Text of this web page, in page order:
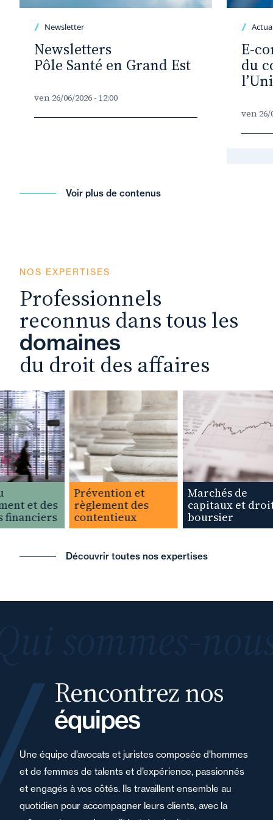
Newsletter
Newsletters
Pôle Santé en Grand Est
ven 26/06/2026 - 12:00
E-
du
ven 26/
Voir plus de contenus
NOS EXPERTISES
Professionnels
reconnus dans tous les
domaines
du droit des affaires
et des
Prévention et
règlement des
contentieux
Marchés de
capitaux et droit
boursier
Découvrir toutes nos expertises
Rencontrez nos
équipes
Une équipe d’avocats et juristes composée d’hommes
et de femmes de talents et d’expérience, passionnés
et engagés à vos côtés. Ils travaillent ensemble au
quotidien pour accompagner leurs clients, avec la